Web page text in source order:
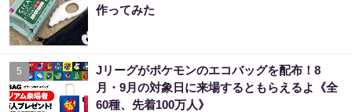
作ってみた
5
Jリーグがポケモンのエコバッグを配布！8
月・9月の対象日に来場するともらえるよ《全
60種、先着100万人》